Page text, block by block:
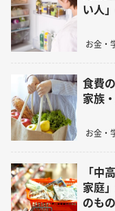
い人
お金・
食費
家族
お金・
「中
家庭
のも